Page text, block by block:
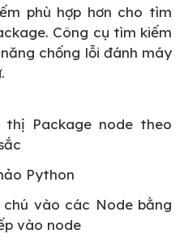
phù hợp hơn cho tìm
Công cụ tìm kiếm
chống lỗi đánh máy
thị Package node theo
Python
vào các Node bằng
vào node